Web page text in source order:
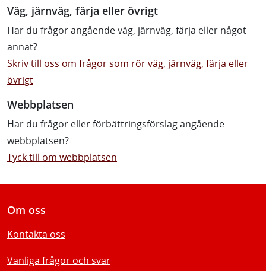
Väg, järnväg, färja eller övrigt
Har du frågor angående väg, järnväg, färja eller något
annat?
Skriv till oss om frågor som rör väg, järnväg, färja eller
övrigt
Webbplatsen
Har du frågor eller förbättringsförslag angående
webbplatsen?
Tyck till om webbplatsen
Om oss
Kontakta oss
Vanliga frågor och svar